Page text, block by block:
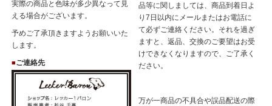
実際の商品と色味が多少異なって見
える場合がございます。
予めご了承頂きますようお願いいた
します。
■ご連絡先
品等に関しましては、商品到着日よ
り7日以内にメールまたはお電話に
て必ずご連絡ください。それを過ぎ
ますと、返品、交換のご要望はお受
けできなくなりますので、ご了承く
ださい。
万が一商品の不具合や誤品配送の際